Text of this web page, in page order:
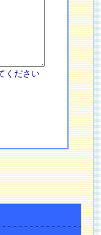
ください